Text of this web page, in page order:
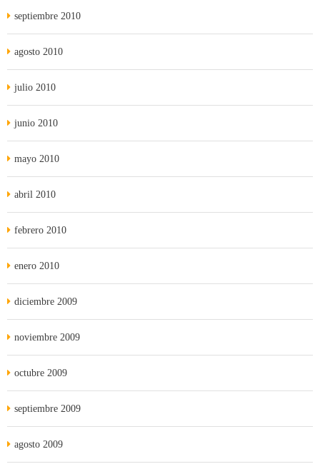
septiembre 2010
agosto 2010
julio 2010
junio 2010
mayo 2010
abril 2010
febrero 2010
enero 2010
diciembre 2009
noviembre 2009
octubre 2009
septiembre 2009
agosto 2009